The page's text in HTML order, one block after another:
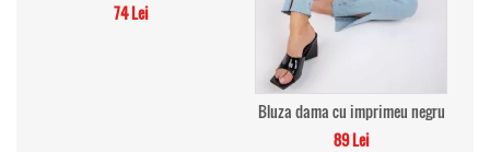
74 Lei
Bluza dama cu imprimeu negru
89 Lei